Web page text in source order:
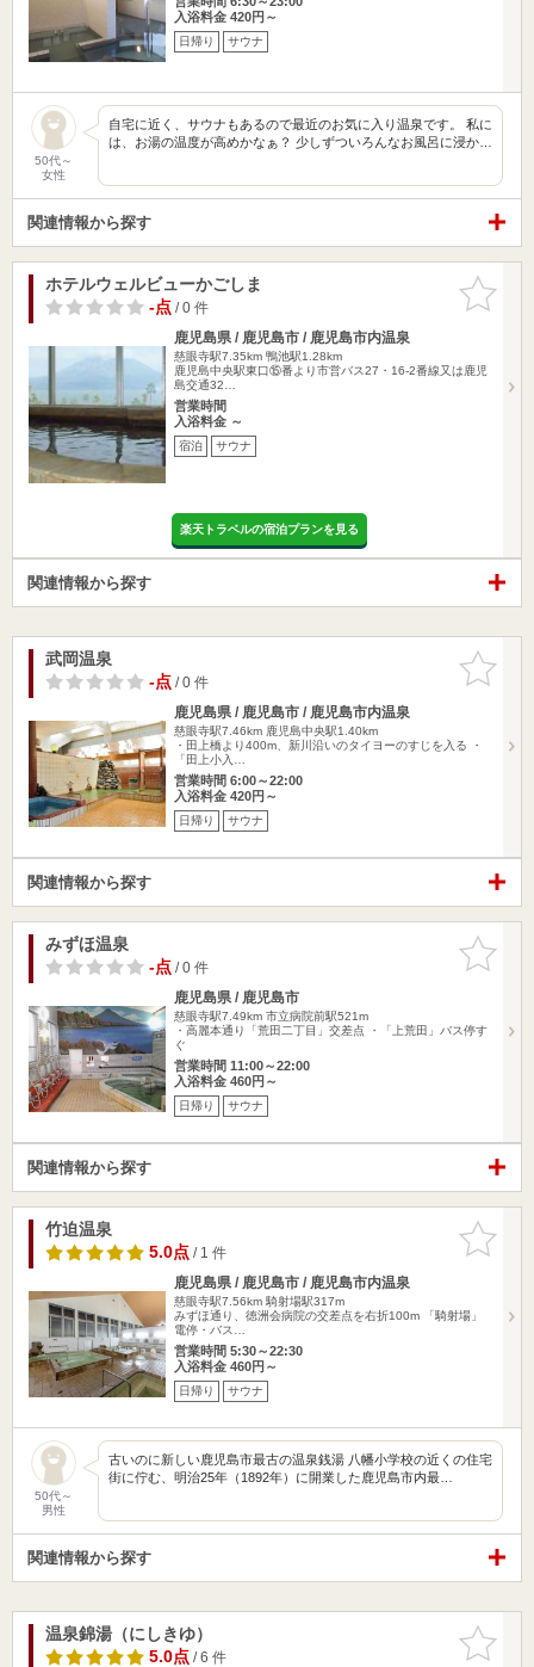
入浴料金 420円～
日帰り サウナ
50代～
女性
自宅に近く、サウナもあるので最近のお気に入り温泉です。 私に
は、お湯の温度が高めかなぁ？ 少しずついろんなお風呂に浸か…
関連情報から探す
お気に入
りに追加
ホテルウェルビューかごしま
-点/ 0 件
鹿児島県 / 鹿児島市 / 鹿児島市内温泉
慈眼寺駅7.35km 鴨池駅1.28km
鹿児島中央駅東口⑮番より市営バス27・16-2番線又は鹿児
島交通32…
営業時間
入浴料金 ～
宿泊 サウナ
楽天トラベルの宿泊プランを見る
関連情報から探す
お気に入
りに追加
武岡温泉
-点/ 0 件
鹿児島県 / 鹿児島市 / 鹿児島市内温泉
慈眼寺駅7.46km 鹿児島中央駅1.40km
・田上橋より400m、新川沿いのタイヨーのすじを入る ・
「田上小入…
営業時間 6:00～22:00
入浴料金 420円～
日帰り サウナ
関連情報から探す
お気に入
りに追加
みずほ温泉
-点/ 0 件
鹿児島県 / 鹿児島市
慈眼寺駅7.49km 市立病院前駅521m
・高麗本通り「荒田二丁目」交差点 ・「上荒田」バス停す
ぐ
営業時間 11:00～22:00
入浴料金 460円～
日帰り サウナ
関連情報から探す
お気に入
りに追加
竹迫温泉
5.0点/ 1 件
鹿児島県 / 鹿児島市 / 鹿児島市内温泉
慈眼寺駅7.56km 騎射場駅317m
みずほ通り、徳洲会病院の交差点を右折100m 「騎射場」
電停・バス…
営業時間 5:30～22:30
入浴料金 460円～
日帰り サウナ
50代～
男性
古いのに新しい鹿児島市最古の温泉銭湯 八幡小学校の近くの住宅
街に佇む、明治25年（1892年）に開業した鹿児島市内最…
関連情報から探す
お気に入
りに追加
温泉錦湯（にしきゆ）
5.0点/ 6 件